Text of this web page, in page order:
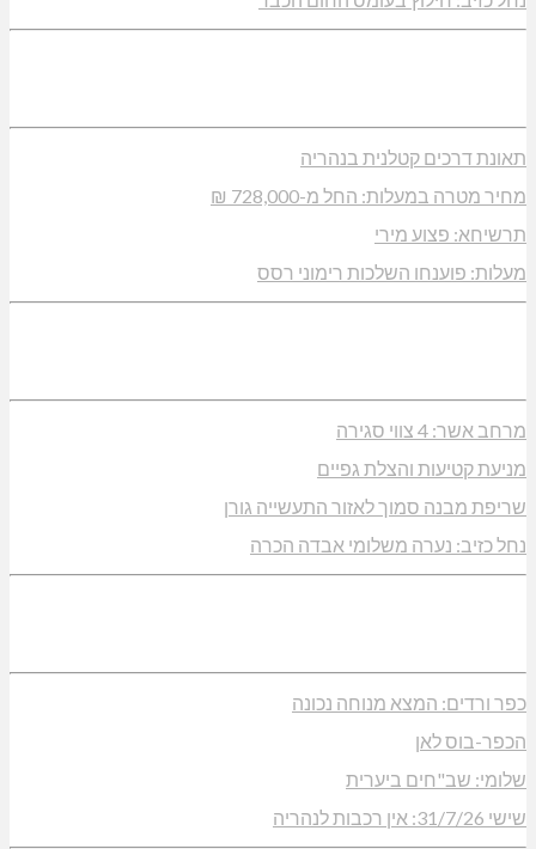
תאונת דרכים קטלנית בנהריה
מחיר מטרה במעלות: החל מ-728,000 ₪
תרשיחא: פצוע מירי
מעלות: פוענחו השלכות רימוני רסס
מרחב אשר: 4 צווי סגירה
מניעת קטיעות והצלת גפיים
שריפת מבנה סמוך לאזור התעשייה גורן
נחל כזיב: נערה משלומי אבדה הכרה
כפר ורדים: המצא מנוחה נכונה
הכפר-בוס לאן
שלומי: שב"חים ביערית
שישי 31/7/26: אין רכבות לנהריה